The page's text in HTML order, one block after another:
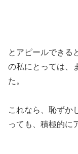
とアピールできる
の私にとっては、
た。
これなら、恥ずか
っても、積極的に